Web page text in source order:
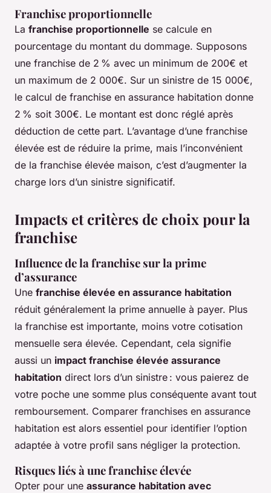
Franchise proportionnelle
La franchise proportionnelle se calcule en
pourcentage du montant du dommage. Supposons
une franchise de 2 % avec un minimum de 200€ et
un maximum de 2 000€. Sur un sinistre de 15 000€,
le calcul de franchise en assurance habitation donne
2 % soit 300€. Le montant est donc réglé après
déduction de cette part. L’avantage d’une franchise
élevée est de réduire la prime, mais l’inconvénient
de la franchise élevée maison, c’est d’augmenter la
charge lors d’un sinistre significatif.
Impacts et critères de choix pour la
franchise
Influence de la franchise sur la prime
d’assurance
Une franchise élevée en assurance habitation
réduit généralement la prime annuelle à payer. Plus
la franchise est importante, moins votre cotisation
mensuelle sera élevée. Cependant, cela signifie
aussi un impact franchise élevée assurance
habitation direct lors d’un sinistre : vous paierez de
votre poche une somme plus conséquente avant tout
remboursement. Comparer franchises en assurance
habitation est alors essentiel pour identifier l’option
adaptée à votre profil sans négliger la protection.
Risques liés à une franchise élevée
Opter pour une assurance habitation avec